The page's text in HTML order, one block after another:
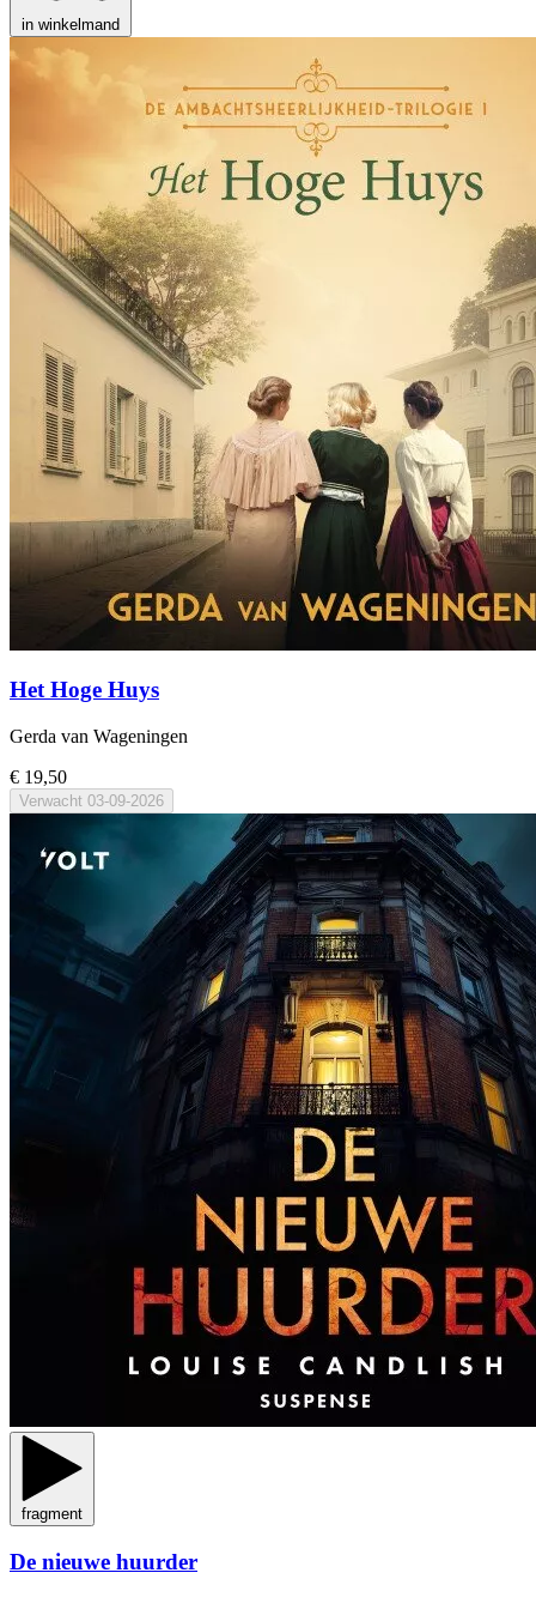
in winkelmand
Het Hoge Huys
Gerda van Wageningen
€ 19,50
Verwacht 03-09-2026
fragment
De nieuwe huurder